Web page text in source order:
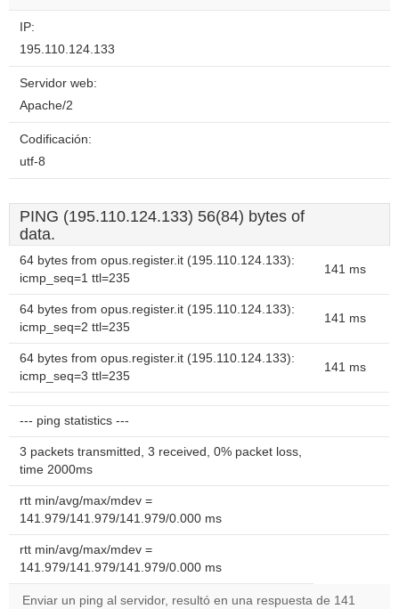
IP:
195.110.124.133
Servidor web:
Apache/2
Codificación:
utf-8
PING (195.110.124.133) 56(84) bytes of
data.
64 bytes from opus.register.it (195.110.124.133):
icmp_seq=1 ttl=235
141 ms
64 bytes from opus.register.it (195.110.124.133):
icmp_seq=2 ttl=235
141 ms
64 bytes from opus.register.it (195.110.124.133):
icmp_seq=3 ttl=235
141 ms
--- ping statistics ---
3 packets transmitted, 3 received, 0% packet loss,
time 2000ms
rtt min/avg/max/mdev =
141.979/141.979/141.979/0.000 ms
rtt min/avg/max/mdev =
141.979/141.979/141.979/0.000 ms
Enviar un ping al servidor, resultó en una respuesta de 141